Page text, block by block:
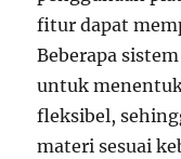
fitur dapat
Beberapa
untuk
fleksibel,
materi sesuai